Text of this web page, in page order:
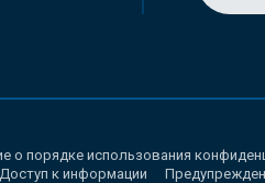
о порядке использования
Доступ к информации